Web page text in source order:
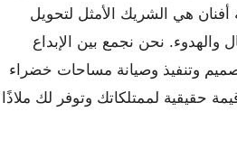
هي الشريك الأمثل لتحويل
والهدوء. نحن نجمع بين الإبداع
وتنفيذ وصيانة مساحات خضراء
حقيقية لممتلكاتك وتوفر لك ملاذًا